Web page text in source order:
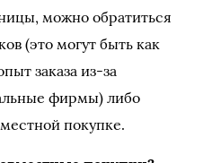
можно обратиться
(это могут быть как
заказа из-за
фирмы) либо
покупке.